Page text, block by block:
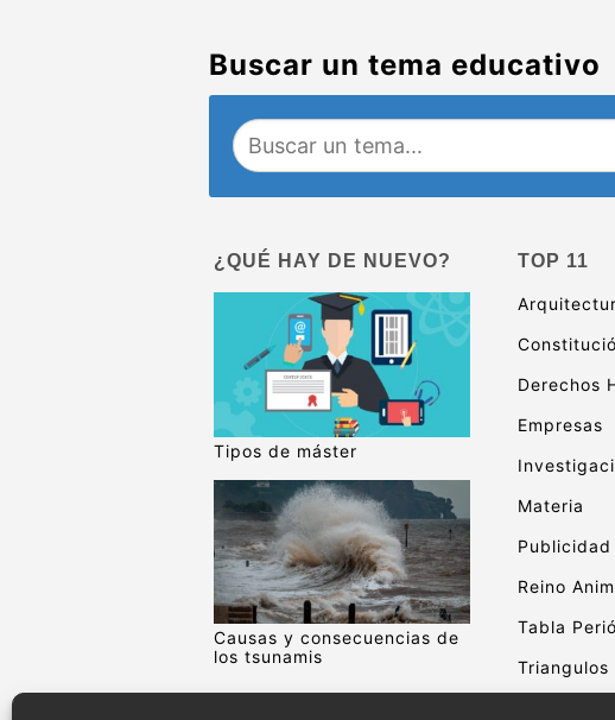
Buscar un tema educativo
¿QUÉ HAY DE NUEVO?
Tipos de máster
Causas y consecuencias de
los tsunamis
TOP 11
Derechos
Empresas
Materia
Publicidad
Reino
Tabla
Triangulos